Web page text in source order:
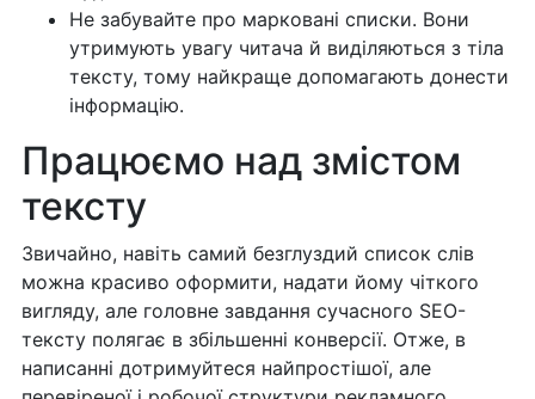
Не забувайте про марковані списки. Вони
утримують увагу читача й виділяються з тіла
тексту, тому найкраще допомагають донести
інформацію.
Працюємо над змістом
тексту
Звичайно, навіть самий безглуздий список слів
можна красиво оформити, надати йому чіткого
вигляду, але головне завдання сучасного SEO-
тексту полягає в збільшенні конверсії. Отже, в
написанні дотримуйтеся найпростішої, але